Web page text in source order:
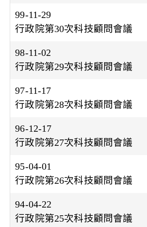
99-11-29
行政院第30次科技顧問會議
98-11-02
行政院第29次科技顧問會議
97-11-17
行政院第28次科技顧問會議
96-12-17
行政院第27次科技顧問會議
95-04-01
行政院第26次科技顧問會議
94-04-22
行政院第25次科技顧問會議